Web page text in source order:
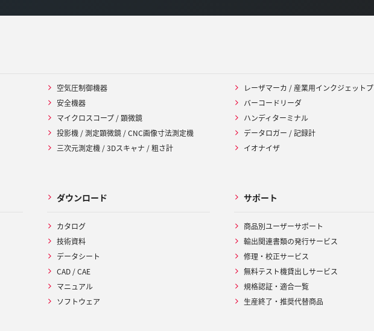
空気圧制御機器
安全機器
マイクロスコープ / 顕微鏡
投影機 / 測定顕微鏡 / CNC画像寸法測定機
三次元測定機 / 3Dスキャナ / 粗さ計
レーザマーカ / 産業用インクジェット
バーコードリーダ
ハンディターミナル
データロガー / 記録計
イオナイザ
ダウンロード
カタログ
技術資料
データシート
CAD / CAE
マニュアル
ソフトウェア
サポート
商品別ユーザーサポート
輸出関連書類の発行サービス
修理・校正サービス
無料テスト機貸出しサービス
規格認証・適合一覧
生産終了・推奨代替商品